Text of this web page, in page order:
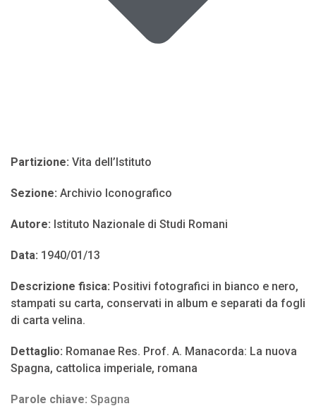
Partizione: Vita dell’Istituto
Sezione: Archivio Iconografico
Autore: Istituto Nazionale di Studi Romani
Data: 1940/01/13
Descrizione fisica: Positivi fotografici in bianco e nero,
stampati su carta, conservati in album e separati da fogli
di carta velina.
Dettaglio: Romanae Res. Prof. A. Manacorda: La nuova
Spagna, cattolica imperiale, romana
Parole chiave: Spagna